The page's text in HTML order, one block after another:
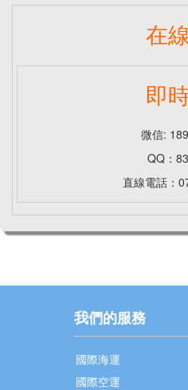
在
即
微信:
QQ：
直線電話：
我們的服務
國際海運
國際空運